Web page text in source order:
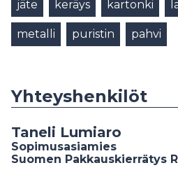
jäte keräys kartonki
metalli puristin pahvi
Yhteyshenkilöt
Taneli Lumiaro
Sopimusasiamies
Suomen Pakkauskierrätys